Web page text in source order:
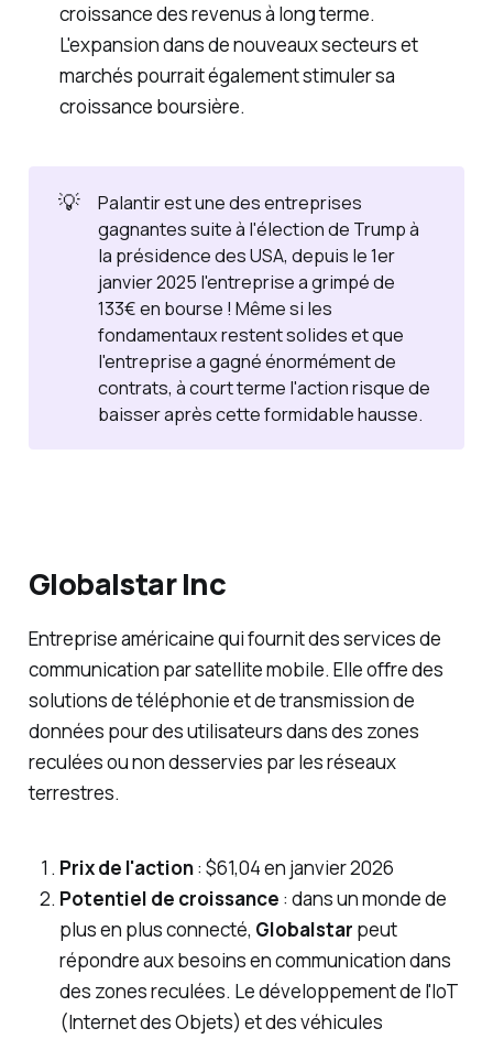
croissance des revenus à long terme.
L'expansion dans de nouveaux secteurs et
marchés pourrait également stimuler sa
croissance boursière.
💡
Palantir est une des entreprises
gagnantes suite à l'élection de Trump à
la présidence des USA, depuis le 1er
janvier 2025 l'entreprise a grimpé de
133€ en bourse ! Même si les
fondamentaux restent solides et que
l'entreprise a gagné énormément de
contrats, à court terme l'action risque de
baisser après cette formidable hausse.
Globalstar Inc
Entreprise américaine qui fournit des services de
communication par satellite mobile. Elle offre des
solutions de téléphonie et de transmission de
données pour des utilisateurs dans des zones
reculées ou non desservies par les réseaux
terrestres.
Prix de l'action: $61,04 en janvier 2026
Potentiel de croissance : dans un monde de
plus en plus connecté, Globalstar peut
répondre aux besoins en communication dans
des zones reculées. Le développement de l'IoT
(Internet des Objets) et des véhicules